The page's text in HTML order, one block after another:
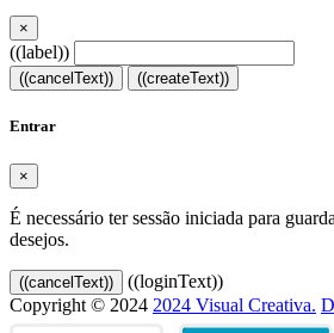
×
((label))
((cancelText)) ((createText))
Entrar
×
É necessário ter sessão iniciada para
desejos.
((cancelText))
((loginText))
Copyright © 2024 2024 Visual Creativa.